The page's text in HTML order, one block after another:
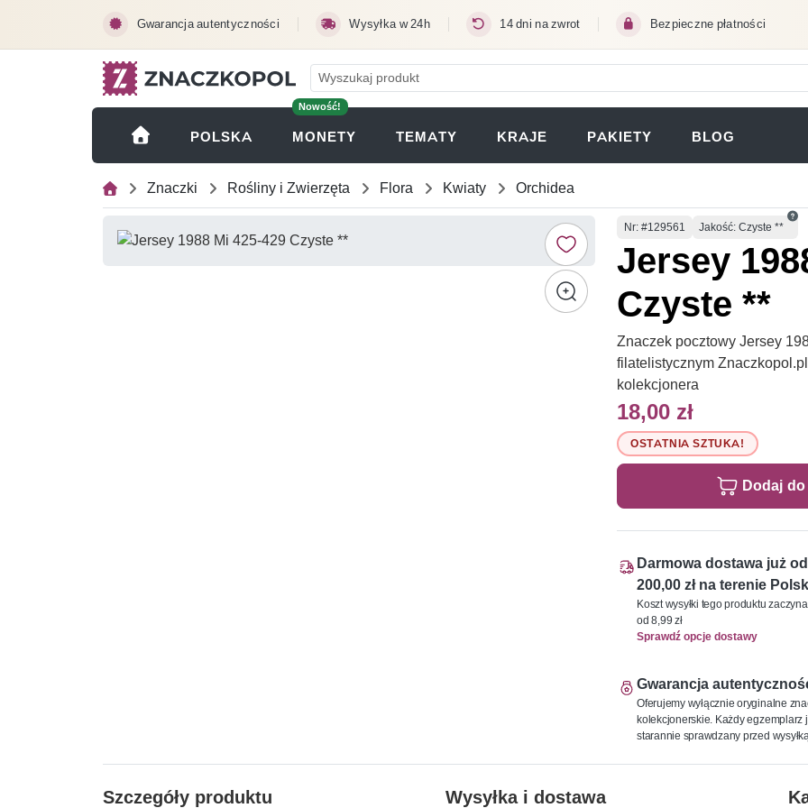
Gwarancja autentyczności Wysyłka w 24h 14 dni na zwrot Bezpieczne płatności
POLSKA
Nowość!
MONETY (OTWIERA SIĘ W NOWEJ KARCIE)
TEMATY KRAJE PAKIETY BLOG
Znaczki Rośliny i Zwierzęta Flora Kwiaty Orchidea
Numer
Nr: #129561 Jakość: Czyste **
Jersey
Czyste **
Znaczek pocztowy Jersey
filatelistycznym
kolekcjonera
18,00 zł
OSTATNIA SZTUKA!
Dodaj
Darmowa dostawa już od
200,00 zł na terenie
Koszt wysyłki tego produktu
od 8,99 zł
Sprawdź opcje dostawy
Gwarancja
Oferujemy wyłącznie oryginalne
kolekcjonerskie. Każdy egzemplarz
starannie sprawdzany przed
Szczegóły produktu Wysyłka i dostawa